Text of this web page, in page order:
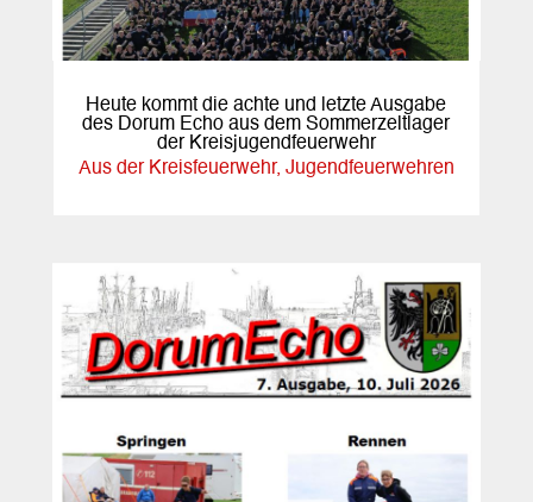
Heute kommt die achte und letzte Ausgabe
des Dorum Echo aus dem Sommerzeltlager
der Kreisjugendfeuerwehr
Aus der Kreisfeuerwehr, Jugendfeuerwehren